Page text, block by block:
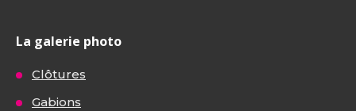
La galerie photo
Clôtures
Gabions